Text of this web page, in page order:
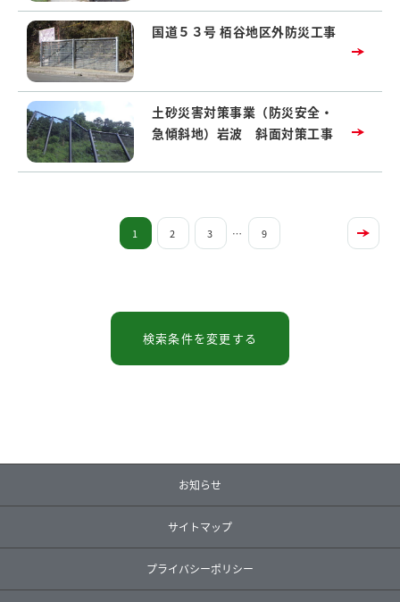
国道５３号 栢谷地区外防災工事
土砂災害対策事業（防災安全・
急傾斜地）岩波 斜面対策工事
1 2 3 … 9
検索条件を変更する
お知らせ
サイトマップ
プライバシーポリシー